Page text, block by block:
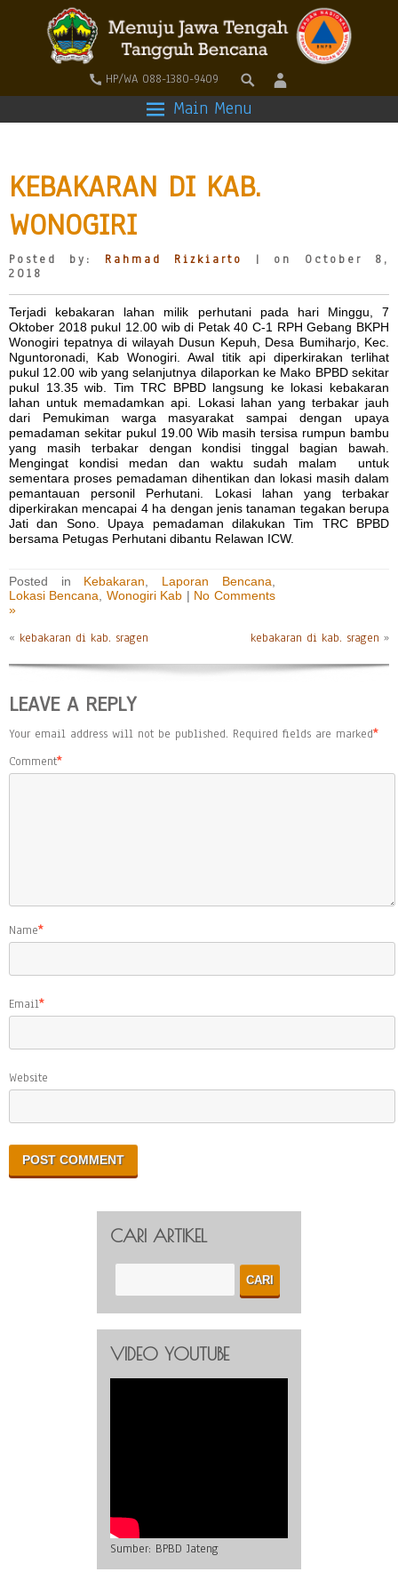
HP/WA 088-1380-9409
Main Menu
KEBAKARAN DI KAB.
WONOGIRI
Posted by: Rahmad Rizkiarto
| on October 8,
2018
Terjadi kebakaran lahan milik perhutani pada hari Minggu, 7
Oktober 2018 pukul 12.00 wib di Petak 40 C-1 RPH Gebang BKPH
Wonogiri tepatnya di wilayah Dusun Kepuh, Desa Bumiharjo, Kec.
Nguntoronadi, Kab Wonogiri. Awal titik api diperkirakan terlihat
pukul 12.00 wib yang selanjutnya dilaporkan ke Mako BPBD sekitar
pukul 13.35 wib. Tim TRC BPBD langsung ke lokasi kebakaran
lahan untuk memadamkan api. Lokasi lahan yang terbakar jauh
dari Pemukiman warga masyarakat sampai dengan upaya
pemadaman sekitar pukul 19.00 Wib masih tersisa rumpun bambu
yang masih terbakar dengan kondisi tinggal bagian bawah.
Mengingat kondisi medan dan waktu sudah malam untuk
sementara proses pemadaman dihentikan dan lokasi masih dalam
pemantauan personil Perhutani. Lokasi lahan yang terbakar
diperkirakan mencapai 4 ha dengan jenis tanaman tegakan berupa
Jati dan Sono. Upaya pemadaman dilakukan Tim TRC BPBD
bersama Petugas Perhutani dibantu Relawan ICW.
Posted in Kebakaran Laporan Bencana
Lokasi Bencana
Wonogiri Kab | No Comments
»
« kebakaran di kab. sragen kebakaran di kab. sragen »
LEAVE A REPLY
Your email address will not be published. Required fields are marked*
Comment*
Name*
Email*
Website
CARI ARTIKEL
VIDEO YOUTUBE
Sumber: BPBD Jateng